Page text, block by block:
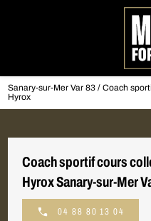
Sanary-sur-Mer Var 83 / Coach
Hyrox
Coach sportif cours
Hyrox Sanary-sur-Mer
04 88 80 13 04
Panneau de gestion des cookies